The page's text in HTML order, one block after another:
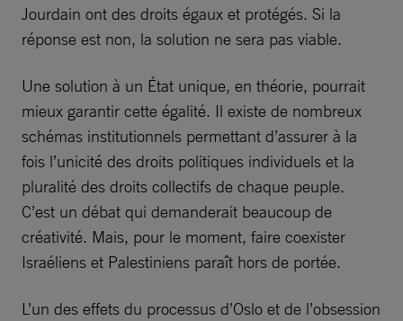
Jourdain ont des droits égaux et protégés. Si la
réponse est non, la solution ne sera pas viable.
Une solution à un État unique, en théorie, pourrait
mieux garantir cette égalité. Il existe de nombreux
schémas institutionnels permettant d’assurer à la
fois l’unicité des droits politiques individuels et la
pluralité des droits collectifs de chaque peuple.
C’est un débat qui demanderait beaucoup de
créativité. Mais, pour le moment, faire coexister
Israéliens et Palestiniens paraît hors de portée.
L’un des effets du processus d’Oslo et de l’obsession